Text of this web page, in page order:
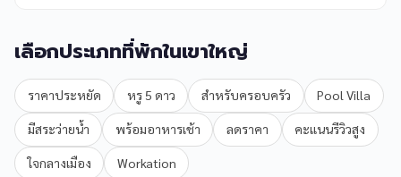
เลือกประเภทที่พักในเขาใหญ่
ราคาประหยัด หรู 5 ดาว สำหรับครอบครัว Pool Villa
มีสระว่ายน้ำ พร้อมอาหารเช้า ลดราคา คะแนนรีวิวสูง
ใจกลางเมือง Workation